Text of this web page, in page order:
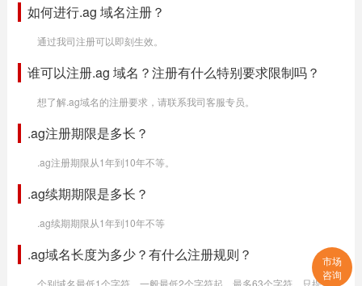
如何进行.ag 域名注册？
通过我司注册可以即刻生效。
谁可以注册.ag 域名？注册有什么特别要求限制吗？
想了解.ag域名的注册要求，请联系我司客服专员。
.ag注册期限是多长？
.ag注册期限从1年到10年不等。
.ag续期期限是多长？
.ag续期期限从1年到10年不等
.ag域名长度为多少？有什么注册规则？
个别域名最低1个字符，一般最低2个字符起，最多63个字符。只提供英
市场
咨询